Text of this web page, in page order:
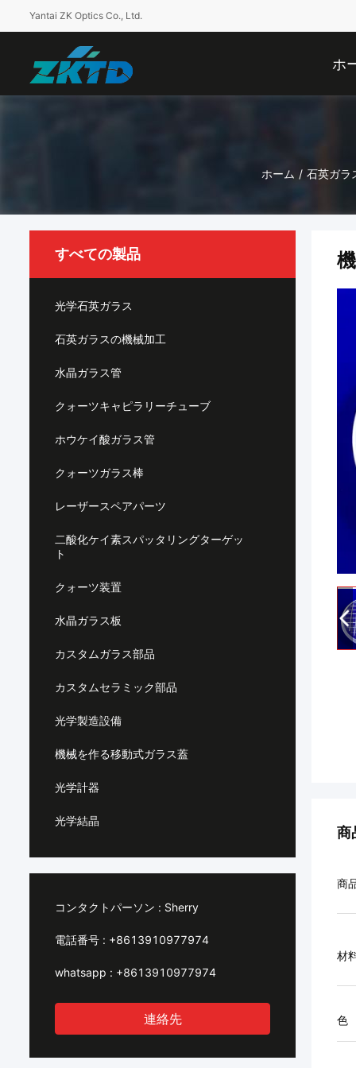
Yantai ZK Optics Co., Ltd.
ホ
ホーム / 石英ガラ
すべての製品
光学石英ガラス
石英ガラスの機械加工
水晶ガラス管
クォーツキャピラリーチューブ
ホウケイ酸ガラス管
クォーツガラス棒
レーザースペアパーツ
二酸化ケイ素スパッタリングターゲッ
ト
クォーツ装置
水晶ガラス板
カスタムガラス部品
カスタムセラミック部品
光学製造設備
機械を作る移動式ガラス蓋
光学計器
光学結晶
コンタクトパーソン : Sherry
電話番号 : +8613910977974
whatsapp : +8613910977974
連絡先
商
商
材
色